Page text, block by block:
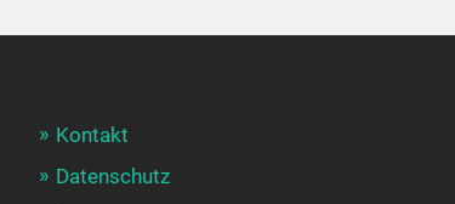
Kontakt
Datenschutz